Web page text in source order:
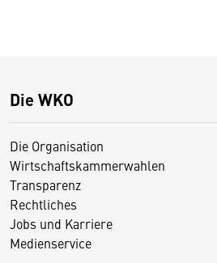
Die WKO
Die Organisation
Wirtschaftskammerwahlen
Transparenz
Rechtliches
Jobs und Karriere
Medienservice